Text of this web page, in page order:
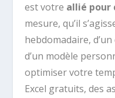
est votre allié pour
mesure, qu’il
hebdomadaire,
d’un modèle
optimiser votre
Excel gratuits, des